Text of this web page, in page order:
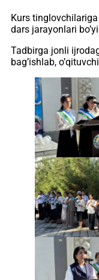
Kurs
dars jarayonlari
Tadbirga jonli
bag’ishlab,